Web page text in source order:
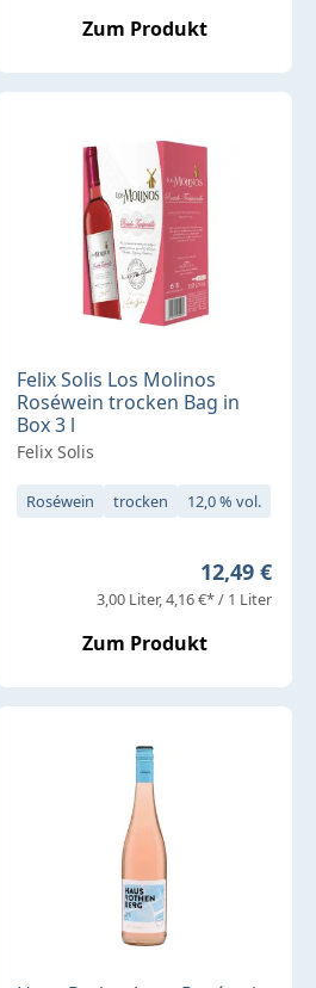
Zum Produkt
Felix Solis Los Molinos
Roséwein trocken Bag in
Box 3 l
Felix Solis
Roséwein trocken 12,0 % vol.
Regulärer
12,49 €
3,00 Liter 4,16 €* / 1 Liter
Zum Produkt